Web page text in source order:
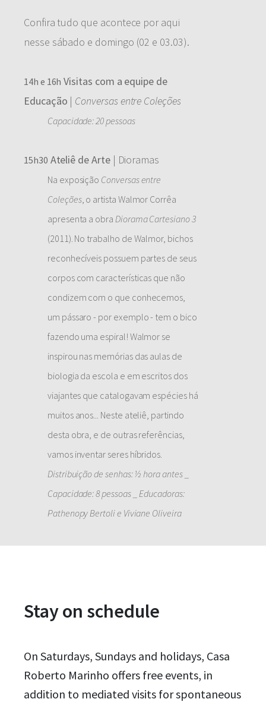
Confira tudo que acontece por aqui
nesse sábado e domingo (02 e 03.03).
14h e 16h Visitas com a equipe de
Educação | Conversas entre Coleções
Capacidade: 20 pessoas
15h30 Ateliê de Arte| Dioramas
Na exposição Conversas entre
Coleções, o artista Walmor Corrêa
apresenta a obra Diorama Cartesiano 3
(2011). No trabalho de Walmor, bichos
reconhecíveis possuem partes de seus
corpos com características que não
condizem com o que conhecemos,
um pássaro - por exemplo - tem o bico
fazendo uma espiral! Walmor se
inspirou nas memórias das aulas de
biologia da escola e em escritos dos
viajantes que catalogavam espécies há
muitos anos... Neste ateliê, partindo
desta obra, e de outras referências,
vamos inventar seres híbridos.
Distribuição de senhas: ½ hora antes _
Capacidade: 8 pessoas _ Educadoras:
Pathenopy Bertoli e Viviane Oliveira
Stay on schedule
On Saturdays, Sundays and holidays, Casa
Roberto Marinho offers free events, in
addition to mediated visits for spontaneous